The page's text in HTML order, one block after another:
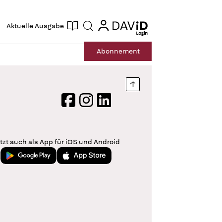
Aktuelle Ausgabe Suche login
login
Abonnement
Nach oben springen
FacebookInstagram
LinkedIn
auch als App für iOS und Android
Jetzt bei Google PlayLaden im App Store